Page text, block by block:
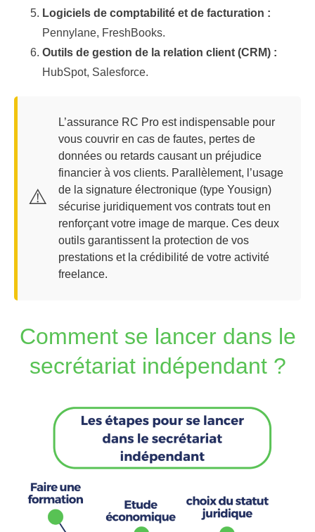
Logiciels de comptabilité et de facturation :
Pennylane, FreshBooks.
Outils de gestion de la relation client (CRM) :
HubSpot, Salesforce.
⚠️
L’assurance RC Pro est indispensable pour
vous couvrir en cas de fautes, pertes de
données ou retards causant un préjudice
financier à vos clients. Parallèlement, l’usage
de la signature électronique (type Yousign)
sécurise juridiquement vos contrats tout en
renforçant votre image de marque. Ces deux
outils garantissent la protection de vos
prestations et la crédibilité de votre activité
freelance.
Comment se lancer dans le
secrétariat indépendant ?